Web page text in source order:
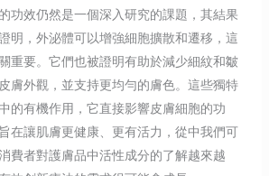
功效仍然是一個深入研究的課題，其結果
明，外泌體可以增強細胞擴散和遷移，這
重要。它們也被證明有助於減少細紋和皺
膚外觀，並支持更均勻的膚色。這些獨特
的有機作用，它直接影響皮膚細胞的功
在讓肌膚更健康、更有活力，從中我們可
費者對護膚品中活性成分的了解越來越